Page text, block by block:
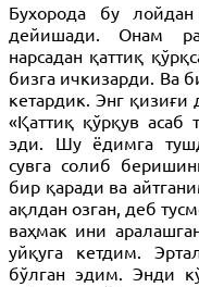
Бухорода бу
дейишади. Онам
нарсадан қаттиқ
бизга ичкизарди. Ва
кетардик. Энг қизиғи
«Қаттиқ қўрқув асаб
эди. Шу ёдимга
сувга солиб
бир қаради ва
ақлдан озган, деб
ваҳмак ини
уйқуга кетдим.
бўлган эдим. Энди